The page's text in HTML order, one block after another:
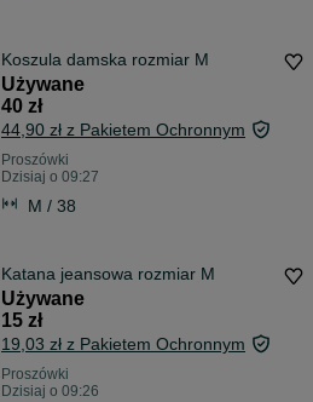
Koszula damska rozmiar M
Używane
40 zł
44,90 zł z Pakietem Ochronnym
Proszówki
Dzisiaj o 09:27
M / 38
Katana jeansowa rozmiar M
Używane
15 zł
19,03 zł z Pakietem Ochronnym
Proszówki
Dzisiaj o 09:26